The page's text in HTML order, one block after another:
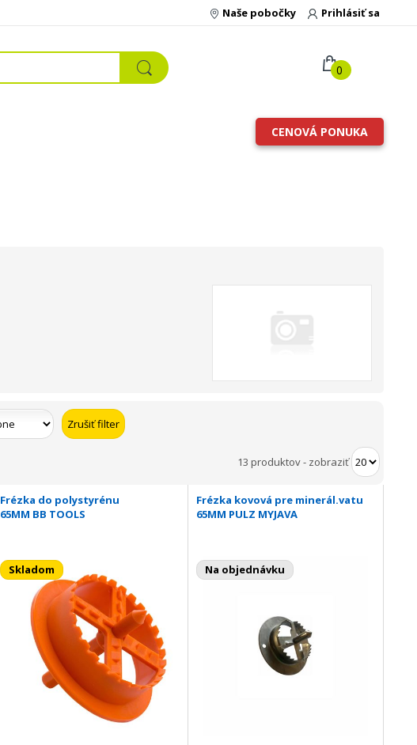
Prihlásiť sa
Naše pobočky
0
CENOVÁ PONUKA
13 produktov- zobraziť
Frézka do polystyrénu
65MM BB TOOLS
Skladom
Frézka kovová pre minerál.vatu
65MM PULZ MYJAVA
Na objednávku